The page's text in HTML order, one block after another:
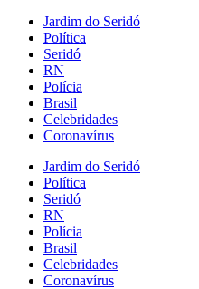
Jardim do Seridó
Política
Seridó
RN
Polícia
Brasil
Celebridades
Coronavírus
Jardim do Seridó
Política
Seridó
RN
Polícia
Brasil
Celebridades
Coronavírus